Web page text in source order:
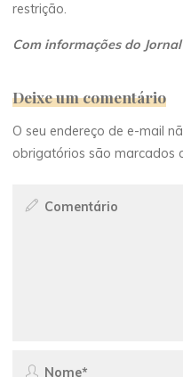
restrição.
Com informações do
Deixe um comentário
O seu endereço de e-mail
obrigatórios são marcados